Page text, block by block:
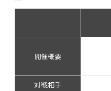
開催概要
対戦相手